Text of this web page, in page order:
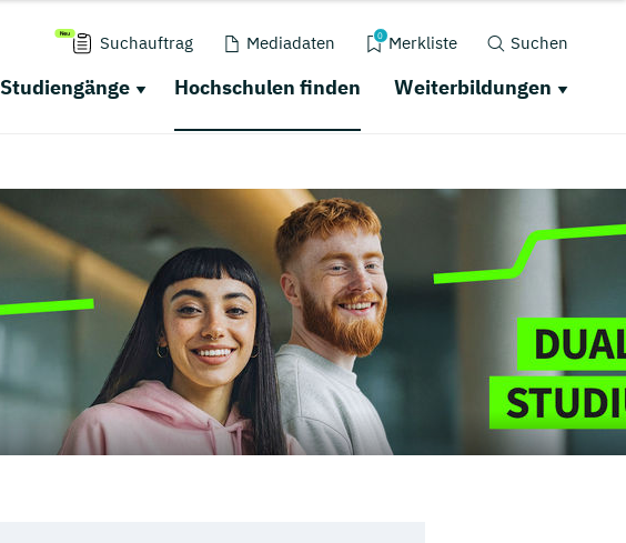
Suchauftrag Mediadaten 0 Merkliste Suchen
Studiengänge Hochschulen finden Weiterbildungen